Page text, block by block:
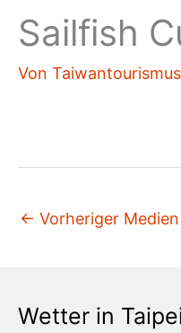
Sailfish
Von Taiwantourismus
← Vorheriger Medien
Wetter in